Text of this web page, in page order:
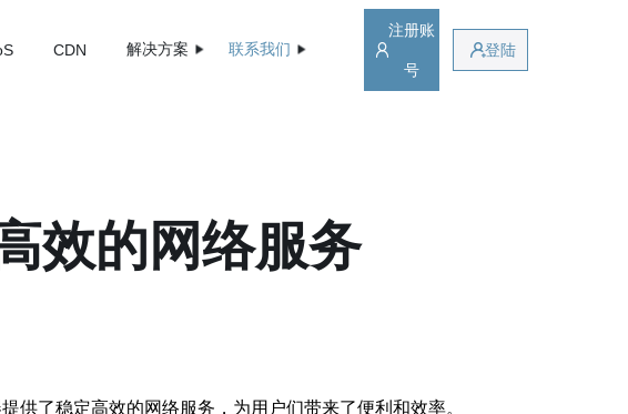
CDN 解决方案 联系我们
注册账
号
登陆
效的网络服务
供了稳定高效的网络服务，为用户们带来了便利和效率。